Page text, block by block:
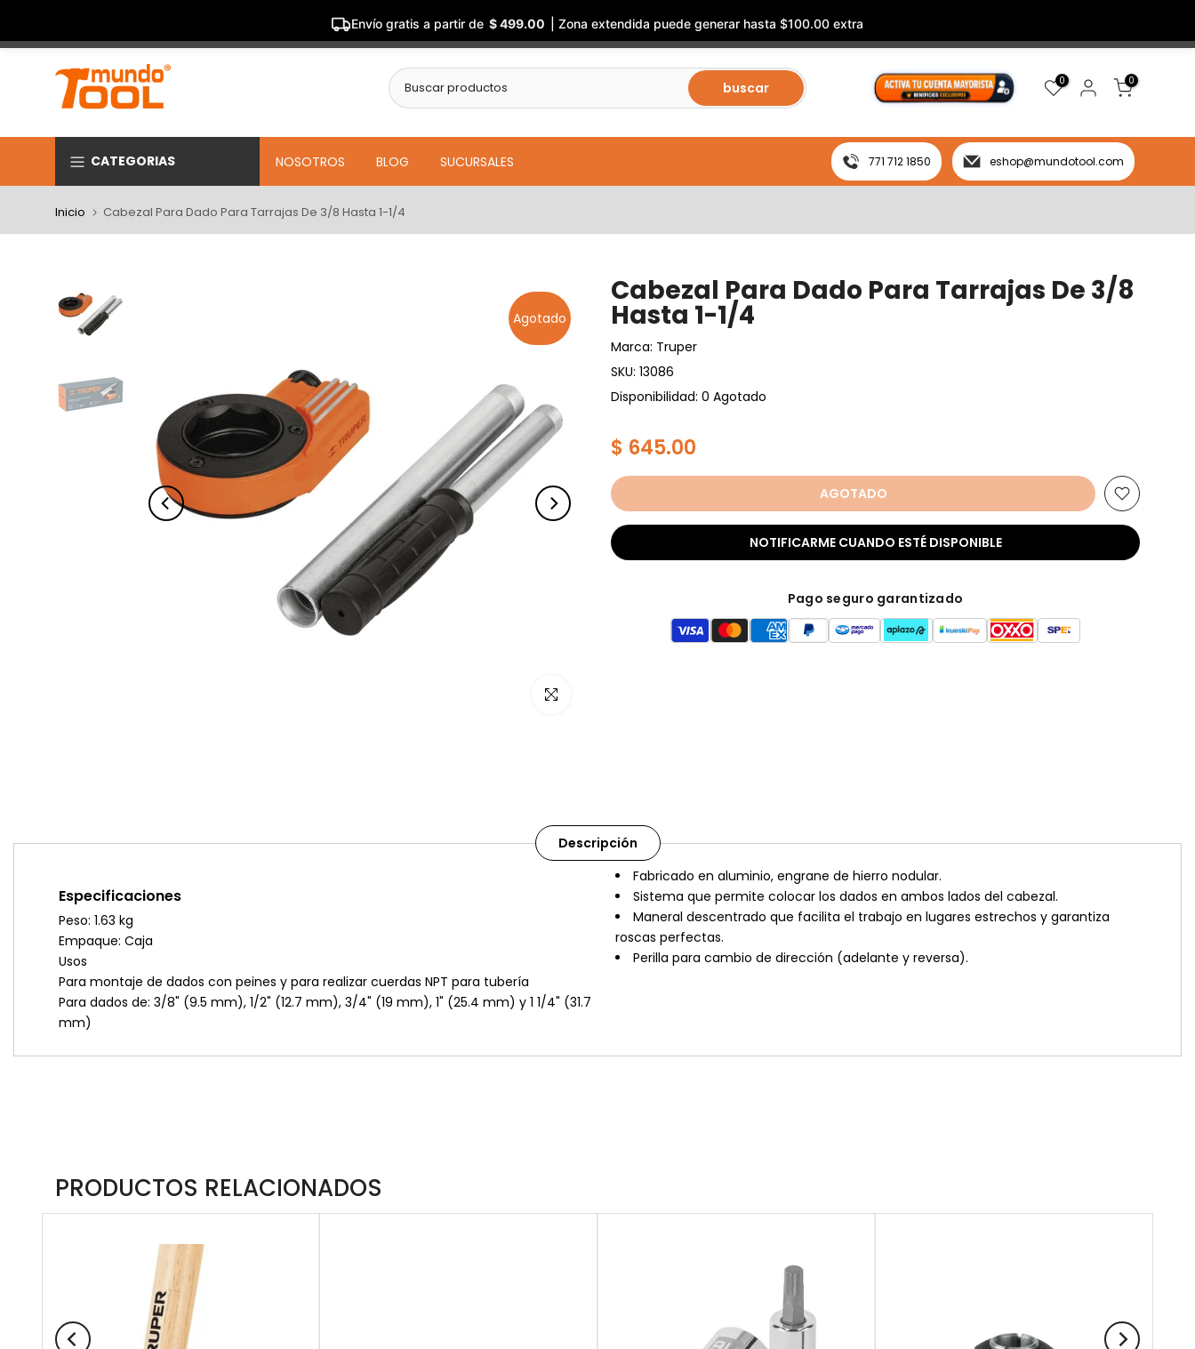
Envío gratis a partir de $ 499.00 | Zona extendida puede generar hasta $100.00 extra
contenido
buscar 0 0
CATEGORIAS NOSOTROS BLOG SUCURSALES 771 712 1850 eshop@mundotool.com
Inicio Cabezal Para Dado Para Tarrajas De 3/8 Hasta 1-1/4
Agotado
Haz clic para ampliar
Cabezal Para Dado Para Tarrajas De 3/8
Hasta 1-1/4
Marca: Truper
SKU: 13086
Disponibilidad: 0 Agotado
$ 645.00
AGOTADO
NOTIFICARME CUANDO ESTÉ DISPONIBLE
Pago seguro garantizado
Descripción
Especificaciones
Peso: 1.63 kg
Empaque: Caja
Usos
Para montaje de dados con peines y para realizar cuerdas NPT para tubería
Para dados de: 3/8" (9.5 mm), 1/2" (12.7 mm), 3/4" (19 mm), 1" (25.4 mm) y 1 1/4" (31.7
mm)
Fabricado en aluminio, engrane de hierro nodular.
Sistema que permite colocar los dados en ambos lados del cabezal.
Maneral descentrado que facilita el trabajo en lugares estrechos y garantiza
roscas perfectas.
Perilla para cambio de dirección (adelante y reversa).
PRODUCTOS RELACIONADOS